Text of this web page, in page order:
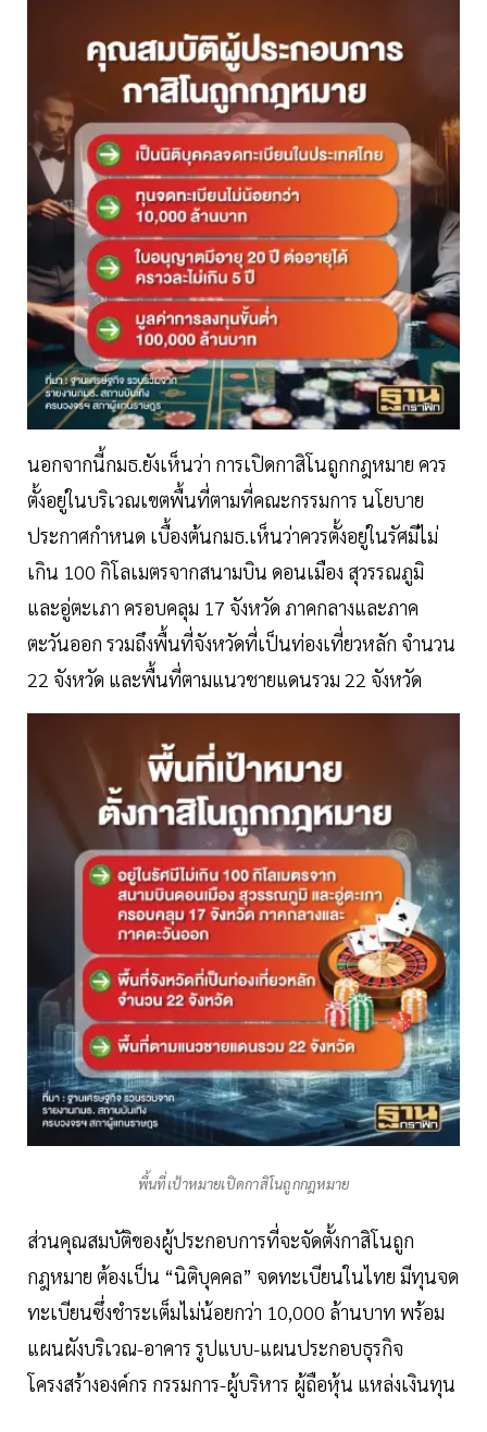
นอกจากนี้กมธ.ยังเห็นว่า การเปิดกาสิโนถูกกฎหมาย ควร
ตั้งอยู่ในบริเวณเขตพื้นที่ตามที่คณะกรรมการ นโยบาย
ประกาศกำหนด เบื้องต้นกมธ.เห็นว่าควรตั้งอยู่ในรัศมีไม่
เกิน 100 กิโลเมตรจากสนามบิน ดอนเมือง สุวรรณภูมิ
และอู่ตะเภา ครอบคลุม 17 จังหวัด ภาคกลางและภาค
ตะวันออก รวมถึงพื้นที่จังหวัดที่เป็นท่องเที่ยวหลัก จำนวน
22 จังหวัด และพื้นที่ตามแนวชายแดนรวม 22 จังหวัด
พื้นที่เป้าหมายเปิดกาสิโนถูกกฎหมาย
ส่วนคุณสมบัติของผู้ประกอบการที่จะจัดตั้งกาสิโนถูก
กฎหมาย ต้องเป็น “นิติบุคคล” จดทะเบียนในไทย มีทุนจด
ทะเบียนซึ่งชำระเต็มไม่น้อยกว่า 10,000 ล้านบาท พร้อม
แผนผังบริเวณ-อาคาร รูปแบบ-แผนประกอบธุรกิจ
โครงสร้างองค์กร กรรมการ-ผู้บริหาร ผู้ถือหุ้น แหล่งเงินทุน